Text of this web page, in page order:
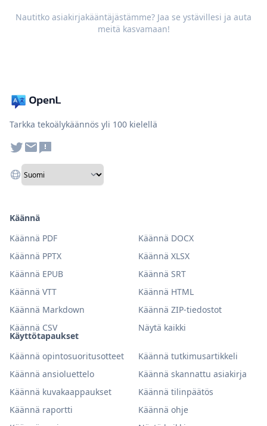
Nautitko asiakirjakääntäjästämme? Jaa se ystävillesi ja auta
meitä kasvamaan!
Tarkka tekoälykäännös yli 100 kielellä
Käyttötapaukset
Käännä opintosuoritusotteet
Käännä tutkimusartikkeli
Käännä ansioluettelo
Käännä skannattu asiakirja
Käännä kuvakaappaukset
Käännä tilinpäätös
Käännä raportti
Käännä ohje
Käännä
Käännä PDF
Käännä DOCX
Käännä PPTX
Käännä XLSX
Käännä EPUB
Käännä SRT
Käännä VTT
Käännä HTML
Käännä Markdown
Käännä ZIP-tiedostot
Käännä CSV
Näytä kaikki